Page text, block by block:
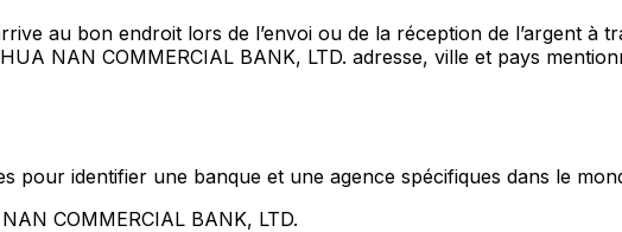
au bon endroit lors de l’envoi ou de la réception de l’argent à
NAN COMMERCIAL BANK, LTD. adresse, ville et pays
pour identifier une banque et une agence spécifiques dans le
COMMERCIAL BANK, LTD.